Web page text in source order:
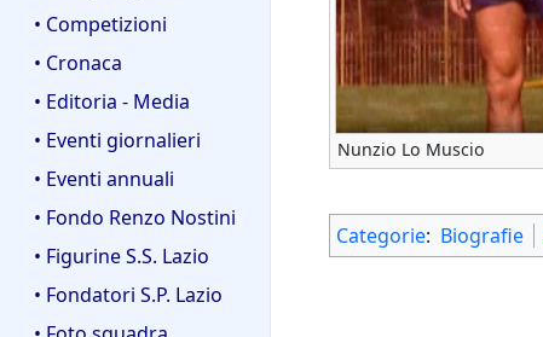
• Competizioni
• Cronaca
• Editoria - Media
• Eventi giornalieri
• Eventi annuali
• Fondo Renzo Nostini
• Figurine S.S. Lazio
• Fondatori S.P. Lazio
Nunzio Lo Muscio
Categorie: Biografie